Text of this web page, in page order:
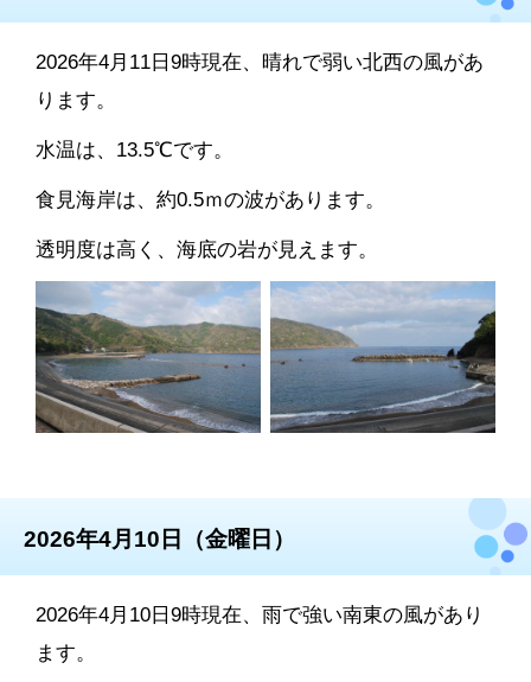
2026年4月11日9時現在、晴れで弱い北西の風があ
ります。
水温は、13.5℃です。
食見海岸は、約0.5ｍの波があります。
透明度は高く、海底の岩が見えます。
2026年4月10日（金曜日）
2026年4月10日9時現在、雨で強い南東の風があり
ます。